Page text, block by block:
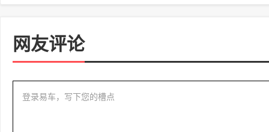
网友评论
登录易车，写下您的槽点